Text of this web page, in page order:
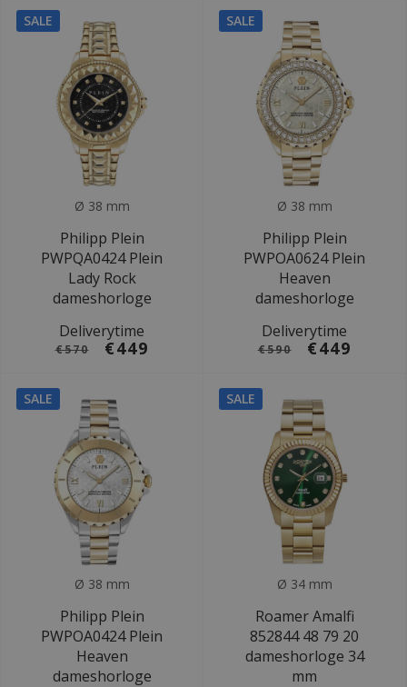
SALE
Ø 38 mm
Philipp Plein
PWPQA0424 Plein
Lady Rock
dameshorloge
Deliverytime
€570 €449
SALE
Ø 38 mm
Philipp Plein
PWPOA0624 Plein
Heaven
dameshorloge
Deliverytime
€590 €449
SALE
Ø 38 mm
Philipp Plein
PWPOA0424 Plein
Heaven
dameshorloge
SALE
Ø 34 mm
Roamer Amalfi
852844 48 79 20
dameshorloge 34
mm